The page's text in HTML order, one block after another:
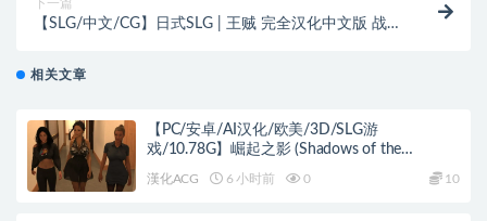
下一篇
【SLG/中文/CG】日式SLG | 王贼 完全汉化中文版 战棋
相关文章
【PC/安卓/AI汉化/欧美/3D/SLG游
戏/10.78G】崛起之影 (Shadows of the
Ascendant) Day 3 August AI汉化版 PC+安卓
+欧美3D SLG+10.78G
漢化ACG 6 小时前 0 10